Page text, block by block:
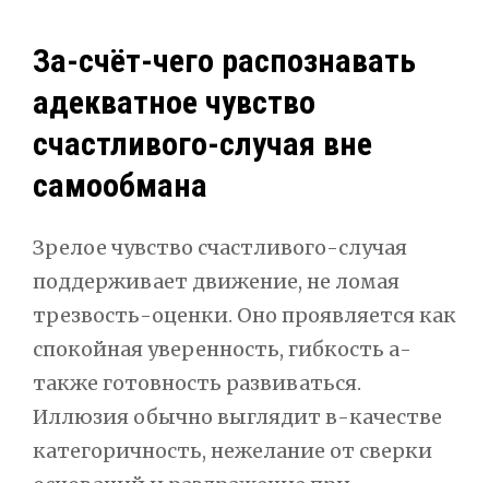
За-счёт-чего распознавать
адекватное чувство
счастливого-случая вне
самообмана
Зрелое чувство счастливого-случая
поддерживает движение, не ломая
трезвость-оценки. Оно проявляется как
спокойная уверенность, гибкость а-
также готовность развиваться.
Иллюзия обычно выглядит в-качестве
категоричность, нежелание от сверки